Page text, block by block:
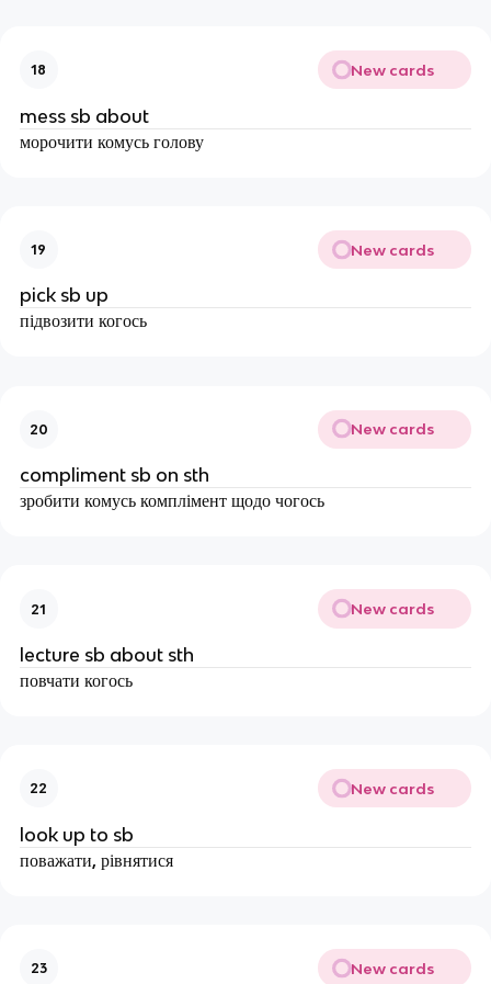
18 New cards
mess sb about
морочити комусь голову
19 New cards
pick sb up
підвозити когось
20 New cards
compliment sb on sth
зробити комусь комплімент щодо чогось
21 New cards
lecture sb about sth
повчати когось
22 New cards
look up to sb
поважати, рівнятися
23 New cards